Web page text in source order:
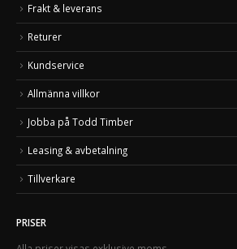
Frakt & leverans
Returer
Kundservice
Allmänna villkor
Jobba på Todd Timber
Leasing & avbetalning
Tillverkare
PRISER